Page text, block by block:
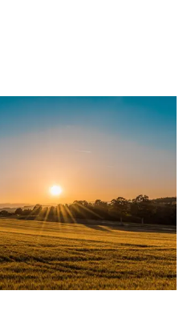
l'industria agricola che
Implementiamo tecniche di
la raccolta e l'analisi dei dati e
nostre piattaforme combinano
pianificazione colture,
e analisi rese. Con
puoi prendere decisioni
e aumentare l'efficienza.